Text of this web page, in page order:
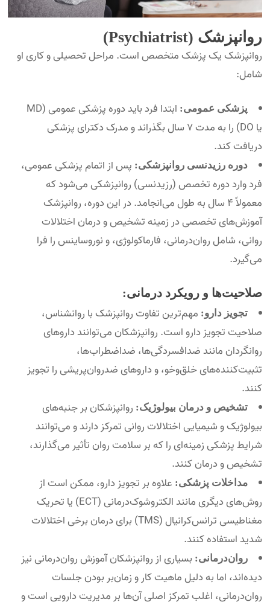
روانپزشک (Psychiatrist)
روانپزشک یک پزشک متخصص است. مراحل تحصیلی و کاری او
شامل:
پزشکی عمومی:
ابتدا فرد باید دوره پزشکی عمومی (MD
یا DO) را به مدت 7 سال بگذراند و مدرک دکترای پزشکی
دریافت کند.
دوره رزیدنسی روانپزشکی: پس از اتمام پزشکی عمومی،
فرد وارد دوره تخصص (رزیدنسی) روانپزشکی می‌شود که
معمولاً 4 سال به طول می‌انجامد. در این دوره، روانپزشک
آموزش‌های تخصصی در زمینه تشخیص و درمان اختلالات
روانی، شامل روان‌درمانی، فارماکولوژی، و نوروساینس را فرا
می‌گیرد.
صلاحیت‌ها و رویکرد درمانی:
تجویز دارو: مهم‌ترین تفاوت روانپزشک با روانشناس،
صلاحیت تجویز دارو است. روانپزشکان می‌توانند داروهای
روانگردان مانند ضدافسردگی‌ها، ضداضطراب‌ها،
تثبیت‌کننده‌های خلق‌وخو، و داروهای ضدروان‌پریشی را تجویز
کنند.
تشخیص و درمان بیولوژیک: روانپزشکان بر جنبه‌های
بیولوژیک و شیمیایی اختلالات روانی تمرکز دارند و می‌توانند
شرایط پزشکی زمینه‌ای را که بر سلامت روان تأثیر می‌گذارند،
تشخیص و درمان کنند.
مداخلات پزشکی: علاوه بر تجویز دارو، ممکن است از
روش‌های دیگری مانند الکتروشوک‌درمانی (ECT) یا تحریک
مغناطیسی ترانس‌کرانیال (TMS) برای درمان برخی اختلالات
شدید استفاده کنند.
روان‌درمانی: بسیاری از روانپزشکان آموزش روان‌درمانی نیز
دیده‌اند، اما به دلیل ماهیت کار و زمان‌بر بودن جلسات
روان‌درمانی، اغلب تمرکز اصلی آن‌ها بر مدیریت دارویی است و